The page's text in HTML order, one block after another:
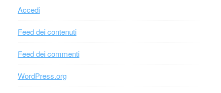
Accedi
Feed dei contenuti
Feed dei commenti
WordPress.org